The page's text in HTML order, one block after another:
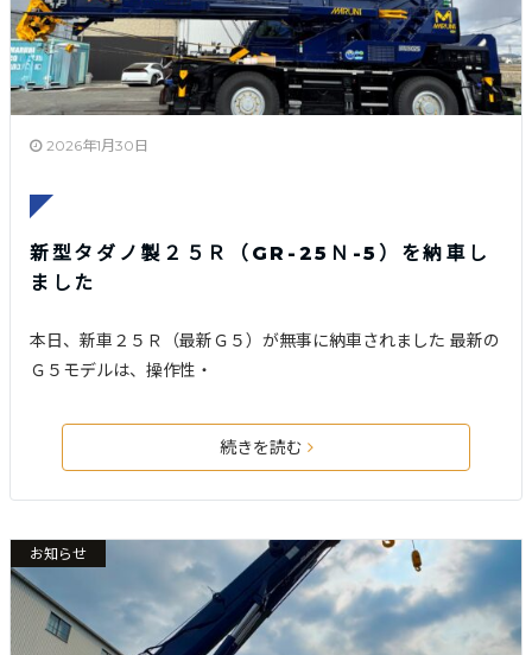
2026年1月30日
新型タダノ製２５Ｒ（GR-25Ｎ-5）を納車し
ました
本日、新車２５Ｒ（最新Ｇ５）が無事に納車されました 最新の
Ｇ５モデルは、操作性・
続きを読む
お知らせ